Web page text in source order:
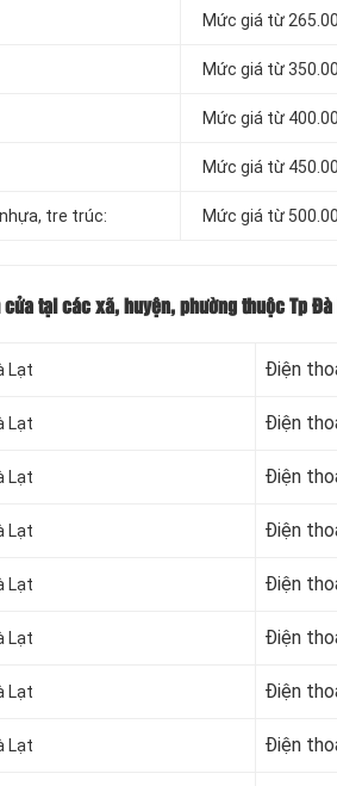
Mức giá từ
Mức giá từ
Mức giá từ
Mức giá từ
tre trúc: Mức giá từ
tại các xã, huyện, phường thuộc Tp Đà
Lạt Điện
Lạt Điện
Lạt Điện
Lạt Điện
Lạt Điện
Lạt Điện
Lạt Điện
Lạt Điện